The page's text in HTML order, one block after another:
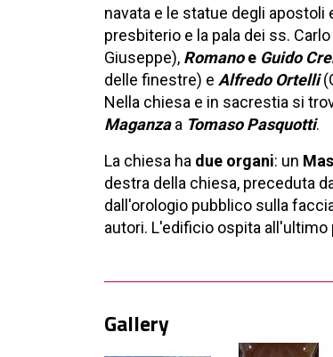
navata e le statue degli apostoli
presbiterio e la pala dei ss. Carlo
Giuseppe), Romanoe Guido
delle finestre) e Alfredo Ortelli
Nella chiesa e in sacrestia si
Maganza a Tomaso Pasquotti.
La chiesa ha due organi: un
destra della chiesa, preceduta
dall'orologio pubblico sulla
autori. L'edificio ospita all'ultimo
Gallery